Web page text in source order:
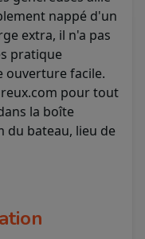
nappé d'un
extra, il n'a pas
pratique
ouverture facile.
pour tout
la boîte
du bateau, lieu de